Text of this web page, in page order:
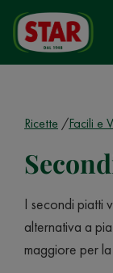
Ricette Facili e
I secondi piatti
alternativa a
maggiore per